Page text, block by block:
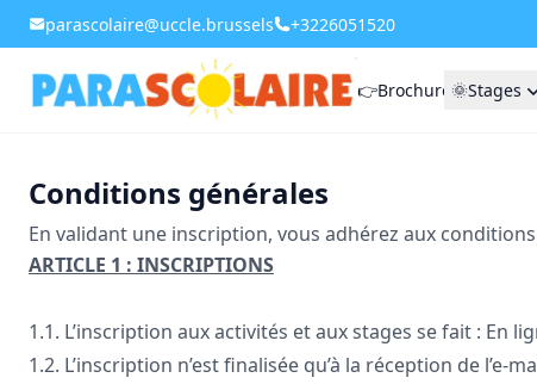
parascolaire@uccle.brussels +3226051520
👉Brochure 🌞Stages
Conditions générales
En validant une inscription, vous adhérez aux
ARTICLE 1 : INSCRIPTIONS
1.1. L’inscription aux activités et aux stages se fait : En
1.2. L’inscription n’est finalisée qu’à la réception de